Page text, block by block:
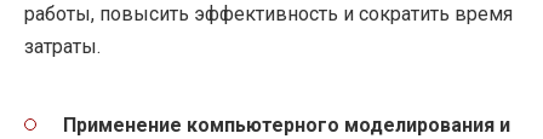
работы, повысить эффективность и сократить время
затраты.
Применение компьютерного моделирования и